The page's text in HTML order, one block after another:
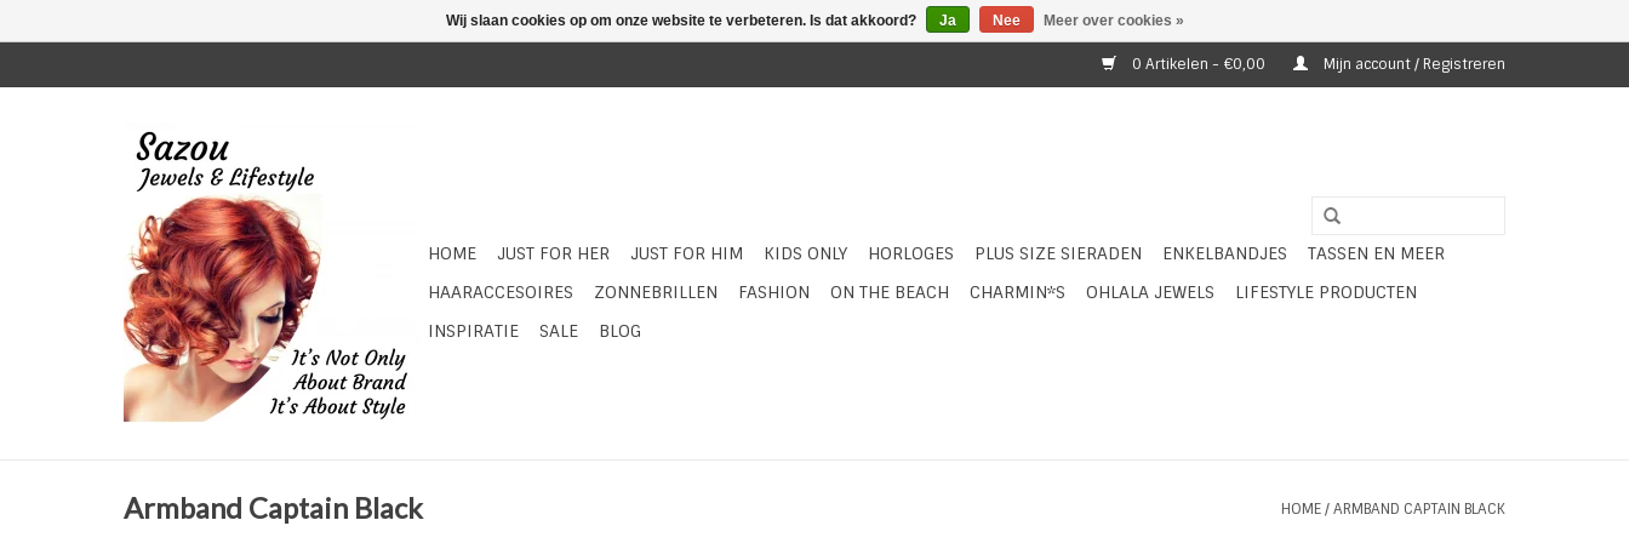
0 Artikelen - €0,00 Mijn account / Registreren
HOME JUST FOR HER JUST FOR HIM KIDS ONLY HORLOGES PLUS SIZE SIERADEN ENKELBANDJES
TASSEN EN MEER
HAARACCESOIRES
ZONNEBRILLEN FASHION ON THE BEACH CHARMIN*S OHLALA JEWELS
LIFESTYLE PRODUCTEN
INSPIRATIE
SALE BLOG
Armband Captain Black HOME/ARMBAND CAPTAIN BLACK
Wij slaan cookies op om onze website te verbeteren. Is dat akkoord? Ja Nee Meer over cookies »